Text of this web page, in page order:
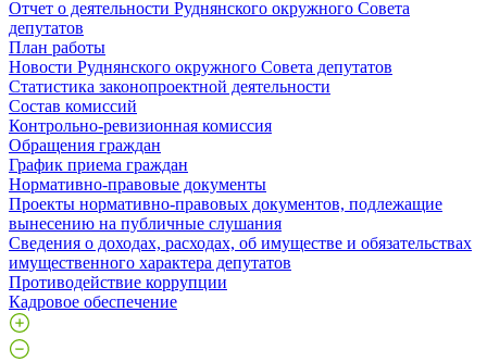
Отчет о деятельности Руднянского окружного Совета
депутатов
План работы
Новости Руднянского окружного Совета депутатов
Статистика законопроектной деятельности
Состав комиссий
Контрольно-ревизионная комиссия
Обращения граждан
График приема граждан
Нормативно-правовые документы
Проекты нормативно-правовых документов, подлежащие
вынесению на публичные слушания
Сведения о доходах, расходах, об имуществе и обязательствах
имущественного характера депутатов
Противодействие коррупции
Кадровое обеспечение